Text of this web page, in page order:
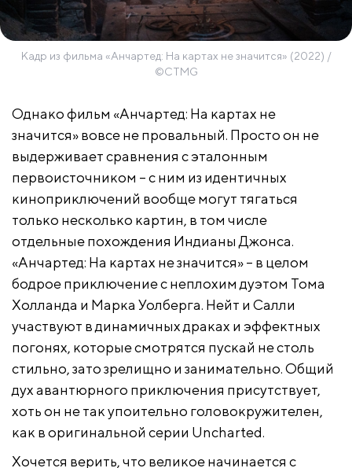
Кадр из фильма «Анчартед: На картах не значится» (2022) /
©CTMG
Однако фильм «Анчартед: На картах не
значится» вовсе не провальный. Просто он не
выдерживает сравнения с эталонным
первоисточником – с ним из идентичных
киноприключений вообще могут тягаться
только несколько картин, в том числе
отдельные похождения Индианы Джонса.
«Анчартед: На картах не значится» – в целом
бодрое приключение с неплохим дуэтом Тома
Холланда и Марка Уолберга. Нейт и Салли
участвуют в динамичных драках и эффектных
погонях, которые смотрятся пускай не столь
стильно, зато зрелищно и занимательно. Общий
дух авантюрного приключения присутствует,
хоть он не так упоительно головокружителен,
как в оригинальной серии Uncharted.
Хочется верить, что великое начинается с